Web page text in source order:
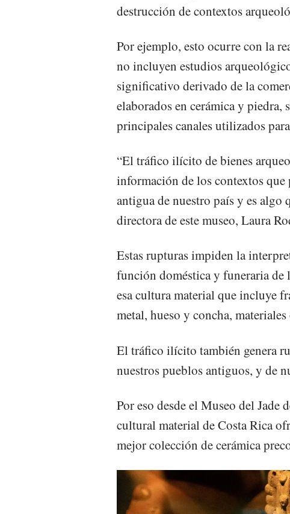
destrucción de contextos
Por ejemplo, esto ocurre con la
no incluyen estudios
significativo derivado de la
elaborados en cerámica y piedra,
principales canales utilizados
“El tráfico ilícito de bienes
información de los contextos
antigua de nuestro país y es algo
directora de este museo, Laura
Estas rupturas impiden la
función doméstica y funeraria de
esa cultura material que incluye
metal, hueso y concha,
El tráfico ilícito también genera
nuestros pueblos antiguos, y de
Por eso desde el Museo del Jade
cultural material de Costa Rica
mejor colección de cerámica